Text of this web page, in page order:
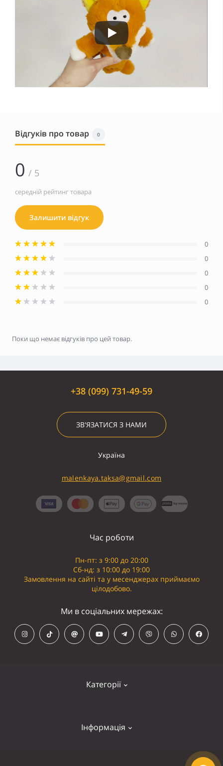
Відгуків про товар 0
0 / 5
середній рейтинг товара
Залишити відгук
0
0
0
0
0
Поки що немає відгуків про цей товар.
+38 (099) 731-49-59
ЗВ'ЯЗАТИСЯ З НАМИ
Україна
malenkaya.taksa@gmail.com
Категорії
Інформація
Час роботи
Пн-пт: з 9:00 до 20:00
Сб-нд: з 10:00 до 19:00
Замовлення на сайті та у месенджерах приймаємо
цілодобово.
Ми в соціальних мережах: